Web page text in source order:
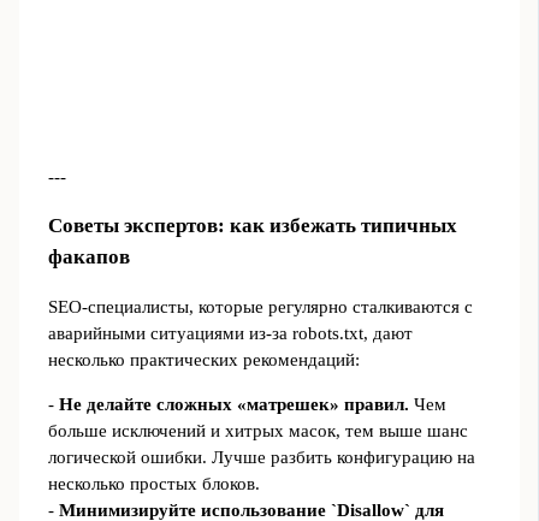
---
Советы экспертов: как избежать типичных
факапов
SEO‑специалисты, которые регулярно сталкиваются с
аварийными ситуациями из‑за robots.txt, дают
несколько практических рекомендаций:
- Не делайте сложных «матрешек» правил. Чем
больше исключений и хитрых масок, тем выше шанс
логической ошибки. Лучше разбить конфигурацию на
несколько простых блоков.
- Минимизируйте использование `Disallow` для